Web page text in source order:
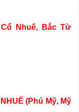
Nhuế, Bắc Từ
(Phú Mỹ, Mỹ